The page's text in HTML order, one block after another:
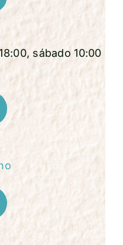
sábado 10:00